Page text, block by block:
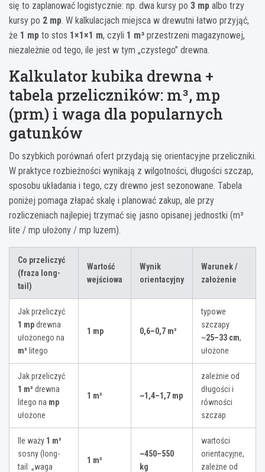
się to zaplanować logistycznie: np. dwa kursy po 3 mp albo trzy
kursy po 2 mp. W kalkulacjach miejsca w drewutni łatwo przyjąć,
że 1 mp to stos 1×1×1 m, czyli 1 m³ przestrzeni magazynowej,
niezależnie od tego, ile jest w tym „czystego” drewna.
Kalkulator kubika drewna +
tabela przeliczników: m³, mp
(prm) i waga dla popularnych
gatunków
Do szybkich porównań ofert przydają się orientacyjne przeliczniki.
W praktyce rozbieżności wynikają z wilgotności, długości szczap,
sposobu układania i tego, czy drewno jest sezonowane. Tabela
poniżej pomaga złapać skalę i planować zakup, ale przy
rozliczeniach najlepiej trzymać się jasno opisanej jednostki (m³
lite / mp ułożony / mp luzem).
Co przeliczyć
(fraza long-
tail)
Wartość
wejściowa
Wynik
orientacyjny
Warunek /
założenie
Jak przeliczyć
1 mpdrewna
ułożonego na
m³ litego
1 mp 0,6–0,7 m³
typowe
szczapy
~25–33 cm,
ułożone
Jak przeliczyć
1 m³ drewna
litego na mp
ułożone
1 m³ ~1,4–1,7 mp
zależnie od
długości i
równości
szczap
Ile waży 1 m³
sosny (long-
tail: „waga
1 m³
~450–550
kg
wartości
orientacyjne,
zależne od